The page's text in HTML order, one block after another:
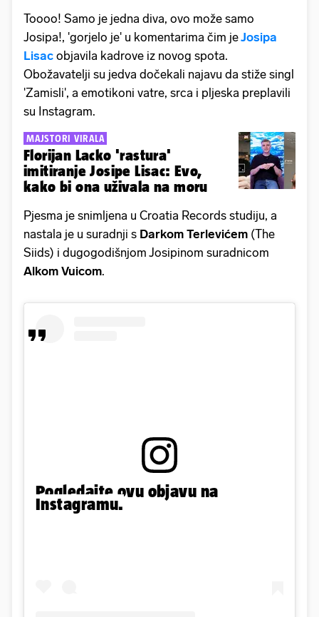
Toooo! Samo je jedna diva, ovo može samo
Josipa!, 'gorjelo je' u komentarima čim jeJosipa
Lisac objavila kadrove iz novog spota.
Obožavatelji su jedva dočekali najavu da stiže singl
'Zamisli', a emotikoni vatre, srca i pljeska preplavili
su Instagram.
MAJSTORI VIRALA
Florijan Lacko 'rastura'
imitiranje Josipe Lisac: Evo,
kako bi ona uživala na moru
Pjesma je snimljena u Croatia Records studiju, a
nastala je u suradnji s Darkom Terlevićem (The
Siids) i dugogodišnjom Josipinom suradnicom
Alkom Vuicom.
Pogledajte ovu objavu na
Instagramu.